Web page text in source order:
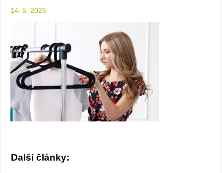
14. 5. 2026
Další články: